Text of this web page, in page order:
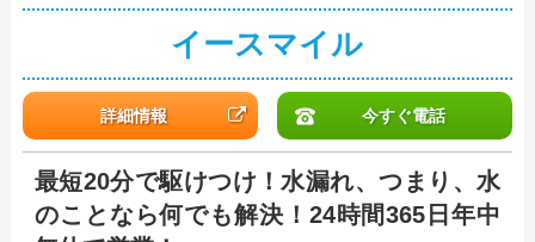
イースマイル
詳細情報 今すぐ電話
最短20分で駆けつけ！水漏れ、つまり、水
のことなら何でも解決！24時間365日年中